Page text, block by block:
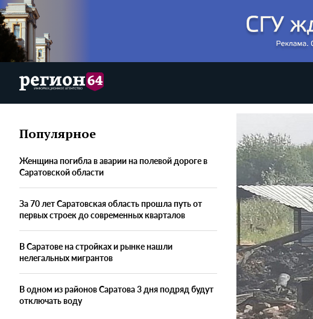
Популярное
Женщина погибла в аварии на полевой дороге в
Саратовской области
За 70 лет Саратовская область прошла путь от
первых строек до современных кварталов
В Саратове на стройках и рынке нашли
нелегальных мигрантов
В одном из районов Саратова 3 дня подряд будут
отключать воду